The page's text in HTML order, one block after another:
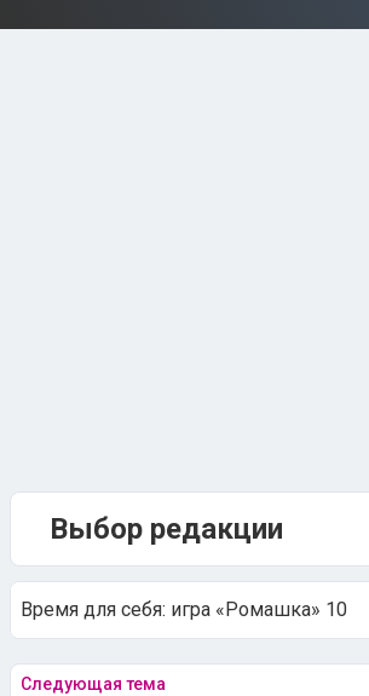
Выбор редакции
Время для себя: игра «Ромашка» 10
Следующая тема